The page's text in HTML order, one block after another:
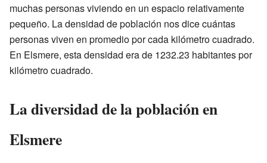
muchas personas viviendo en un espacio relativamente
pequeño. La densidad de población nos dice cuántas
personas viven en promedio por cada kilómetro cuadrado.
En Elsmere, esta densidad era de 1232.23 habitantes por
kilómetro cuadrado.
La diversidad de la población en
Elsmere